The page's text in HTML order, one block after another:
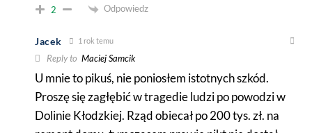
2 Odpowiedz
Jacek 1 rok temu
Reply to Maciej Samcik
U mnie to pikuś, nie poniosłem istotnych szkód.
Proszę się zagłębić w tragedie ludzi po powodzi w
Dolinie Kłodzkiej. Rząd obiecał po 200 tys. zł. na